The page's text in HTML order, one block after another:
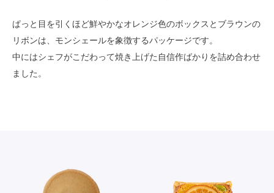
ぱっと目を引くほど鮮やかなオレンジ色のボックスとブラウンの
リボンは、モンシェールを象徴するパッケージです。
中にはシェフがこだわって焼き上げた自信作ばかりを詰め合わせ
ました。